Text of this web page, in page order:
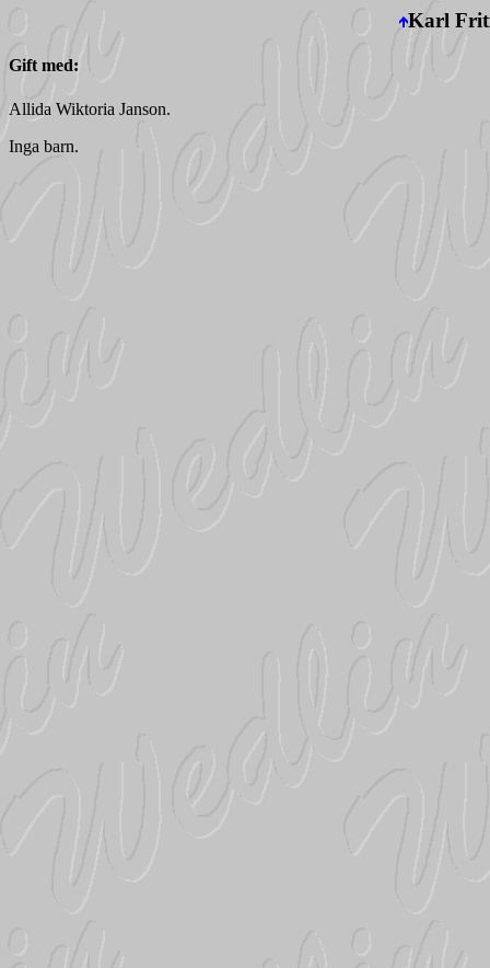
Karl
Gift med:
Allida Wiktoria Janson.
Inga barn.